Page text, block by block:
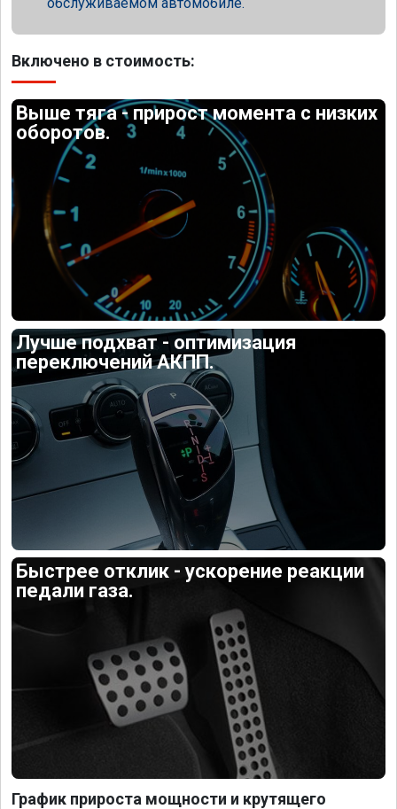
Включено в стоимость:
Выше тяга - прирост момента с низких
оборотов.
Лучше подхват - оптимизация
переключений АКПП.
Быстрее отклик - ускорение реакции
педали газа.
График прироста мощности и крутящего